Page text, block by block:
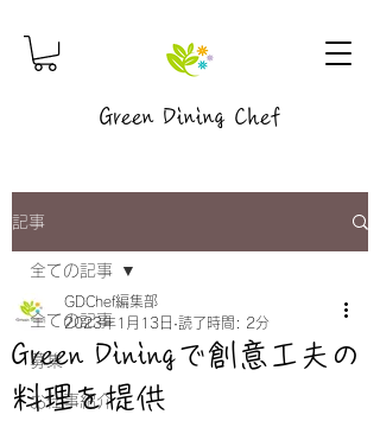
Green Dining Chef
記事
全ての記事
募集
お仕事紹介
全ての記事
Green Diningで創意工夫の
料理を提供
GDChef編集部
2023年1月13日 読了時間: 2分